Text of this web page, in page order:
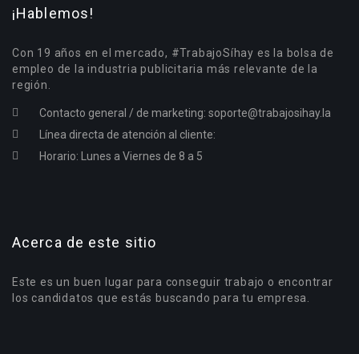
¡Hablemos!
Con 19 años en el mercado, #TrabajoSíhay es la bolsa de
empleo de la industria publicitaria más relevante de la
región.
Contacto general / de marketing: soporte@trabajosihay.la
Línea directa de atención al cliente:
Horario: Lunes a Viernes de 8 a 5
Acerca de este sitio
Este es un buen lugar para conseguir trabajo o encontrar
los candidatos que estás buscando para tu empresa.